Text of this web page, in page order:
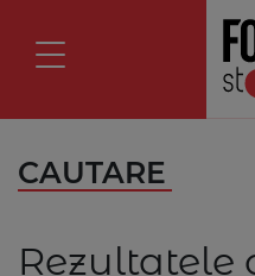
CAUTARE
Rezultatele